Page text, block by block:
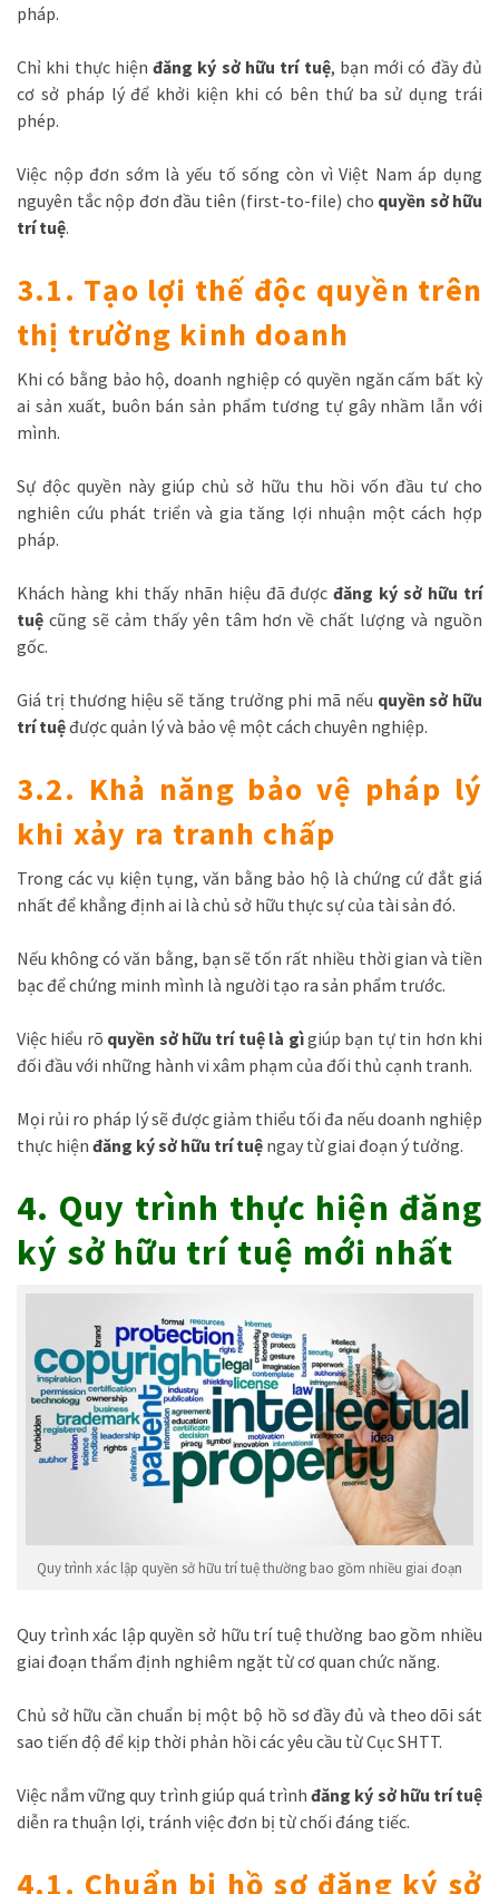
pháp.
Chỉ khi thực hiệnđăng ký sở hữu trí tuệ, bạn mới có đầy đủ
cơ sở pháp lý để khởi kiện khi có bên thứ ba sử dụng trái
phép.
Việc nộp đơn sớm là yếu tố sống còn vì Việt Nam áp dụng
nguyên tắc nộp đơn đầu tiên (first-to-file) cho quyền sở hữu
trí tuệ.
3.1. Tạo lợi thế độc quyền trên
thị trường kinh doanh
Khi có bằng bảo hộ, doanh nghiệp có quyền ngăn cấm bất kỳ
ai sản xuất, buôn bán sản phẩm tương tự gây nhầm lẫn với
mình.
Sự độc quyền này giúp chủ sở hữu thu hồi vốn đầu tư cho
nghiên cứu phát triển và gia tăng lợi nhuận một cách hợp
pháp.
Khách hàng khi thấy nhãn hiệu đã đượcđăng ký sở hữu trí
tuệ cũng sẽ cảm thấy yên tâm hơn về chất lượng và nguồn
gốc.
Giá trị thương hiệu sẽ tăng trưởng phi mã nếu quyền sở hữu
trí tuệđược quản lý và bảo vệ một cách chuyên nghiệp.
3.2. Khả năng bảo vệ pháp lý
khi xảy ra tranh chấp
Trong các vụ kiện tụng, văn bằng bảo hộ là chứng cứ đắt giá
nhất để khẳng định ai là chủ sở hữu thực sự của tài sản đó.
Nếu không có văn bằng, bạn sẽ tốn rất nhiều thời gian và tiền
bạc để chứng minh mình là người tạo ra sản phẩm trước.
Việc hiểu rõ quyền sở hữu trí tuệ là gìgiúp bạn tự tin hơn khi
đối đầu với những hành vi xâm phạm của đối thủ cạnh tranh.
Mọi rủi ro pháp lý sẽ được giảm thiểu tối đa nếu doanh nghiệp
thực hiện đăng ký sở hữu trí tuệ ngay từ giai đoạn ý tưởng.
4. Quy trình thực hiện đăng
ký sở hữu trí tuệ mới nhất
Quy trình xác lập quyền sở hữu trí tuệ thường bao gồm nhiều giai đoạn
Quy trình xác lập quyền sở hữu trí tuệ thường bao gồm nhiều
giai đoạn thẩm định nghiêm ngặt từ cơ quan chức năng.
Chủ sở hữu cần chuẩn bị một bộ hồ sơ đầy đủ và theo dõi sát
sao tiến độ để kịp thời phản hồi các yêu cầu từ Cục SHTT.
Việc nắm vững quy trình giúp quá trìnhđăng ký sở hữu trí tuệ
diễn ra thuận lợi, tránh việc đơn bị từ chối đáng tiếc.
4.1. Chuẩn bị hồ sơ đăng ký sở